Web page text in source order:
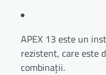
APEX 13 este un
rezistent, care este
combinații.